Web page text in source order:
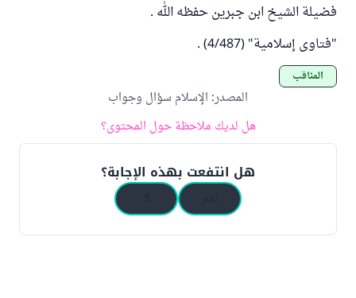
فضيلة الشيخ ابن جبرين حفظه الله .
"فتاوى إسلامية" (4/487) .
المناقب
المصدر: الإسلام سؤال وجواب
هل لديك ملاحظة حول المحتوى؟
هل انتفعت بهذه الإجابة؟